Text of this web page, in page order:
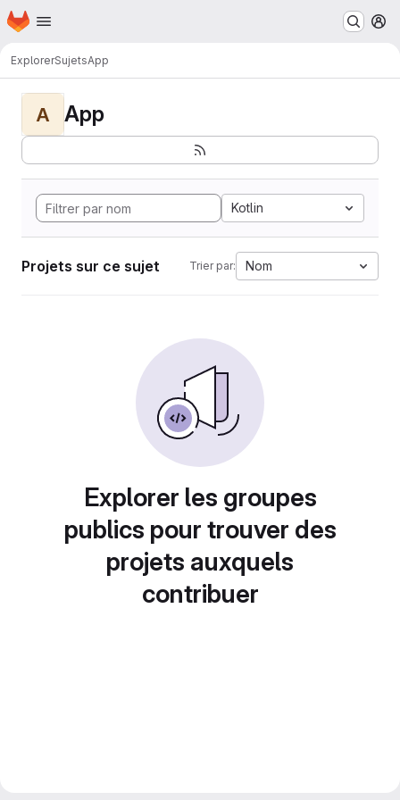
Passer au contenu principal
Page d'accueil
ExplorerSujetsApp
A App
Kotlin
Projets sur ce sujet Trier par: Nom
Explorer les groupes
publics pour trouver des
projets auxquels
contribuer